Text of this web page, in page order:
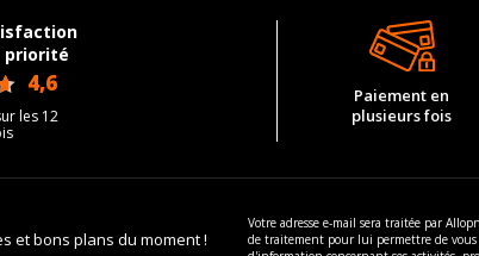
priorité
4,6
les 12
Paiement en
plusieurs fois
et bons plans du moment !
Votre adresse e-mail sera traitée par
de traitement pour lui permettre de vous